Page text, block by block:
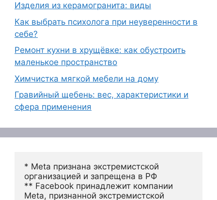
Изделия из керамогранита: виды
Как выбрать психолога при неуверенности в
себе?
Ремонт кухни в хрущёвке: как обустроить
маленькое пространство
Химчистка мягкой мебели на дому
Гравийный щебень: вес, характеристики и
сфера применения
* Meta признана экстремистской
организацией и запрещена в РФ
** Facebook принадлежит компании
Meta, признанной экстремистской